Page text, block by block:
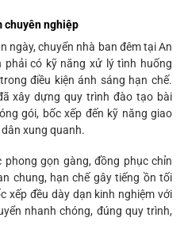
chuyên nghiệp
ngày, chuyển nhà ban đêm tại An
phải có kỹ năng xử lý tình huống
điều kiện ánh sáng hạn chế.
xây dựng quy trình đào tạo bài
gói, bốc xếp đến kỹ năng giao
xung quanh.
phong gọn gàng, đồng phục chỉn
chung, hạn chế gây tiếng ồn tối
xếp đều dày dạn kinh nghiệm với
nhanh chóng, đúng quy trình,